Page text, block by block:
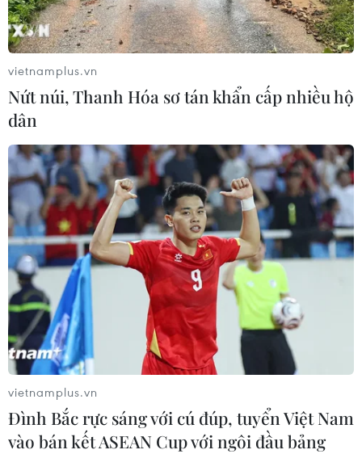
vietnamplus.vn
Nứt núi, Thanh Hóa sơ tán khẩn cấp nhiều hộ
dân
vietnamplus.vn
Đình Bắc rực sáng với cú đúp, tuyển Việt Nam
vào bán kết ASEAN Cup với ngôi đầu bảng